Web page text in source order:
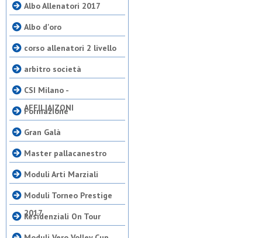
Albo Allenatori 2017
Albo d'oro
corso allenatori 2 livello
arbitro società
CSI Milano -
AFFILIAIZONI
Formazione
Gran Galà
Master pallacanestro
Moduli Arti Marziali
Moduli Torneo Prestige
2017
Residenziali On Tour